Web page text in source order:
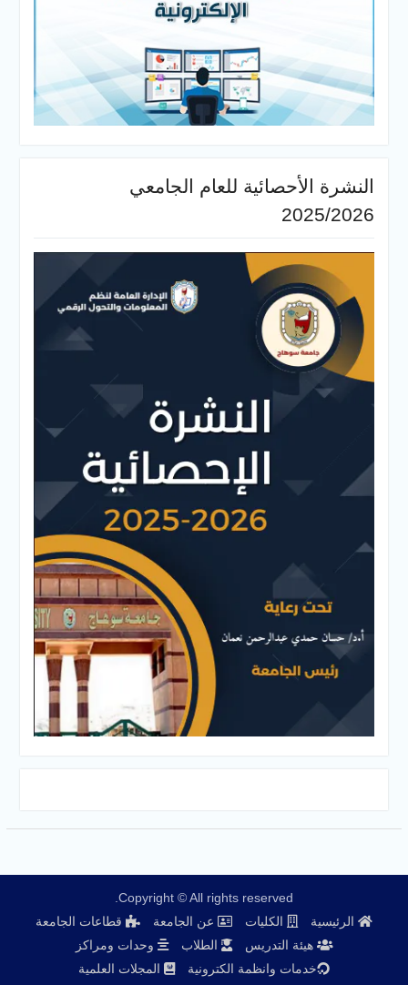
النشرة الأحصائية للعام الجامعي
2025/2026
Copyright © All rights reserved.
الرئيسية
الكليات عن الجامعة
قطاعات الجامعة
هيئة التدريس
الطلاب
وحدات ومراكز
خدمات وانظمة الكترونية
المجلات العلمية